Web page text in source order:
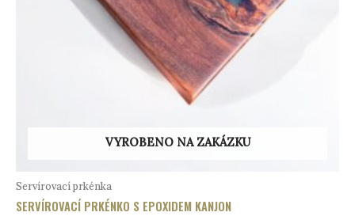
VYROBENO NA ZAKÁZKU
Servírovací prkénka
SERVÍROVACÍ PRKÉNKO S EPOXIDEM KANJON